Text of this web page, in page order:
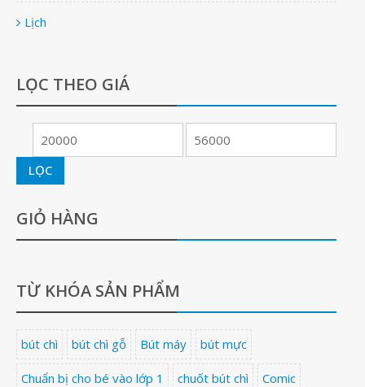
Lịch
LỌC THEO GIÁ
LỌC
GIỎ HÀNG
TỪ KHÓA SẢN PHẨM
bút chì bút chì gỗ Bút máy bút mực
Chuẩn bị cho bé vào lớp 1 chuốt bút chì Comic